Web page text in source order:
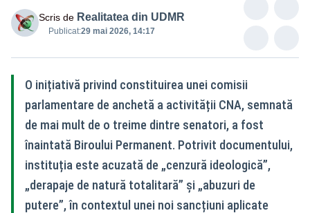
Scris de Realitatea din UDMR
Publicat:29 mai 2026, 14:17
O inițiativă privind constituirea unei comisii
parlamentare de anchetă a activității CNA, semnată
de mai mult de o treime dintre senatori, a fost
înaintată Biroului Permanent. Potrivit documentului,
instituția este acuzată de „cenzură ideologică”,
„derapaje de natură totalitară” și „abuzuri de
putere”, în contextul unei noi sancțiuni aplicate